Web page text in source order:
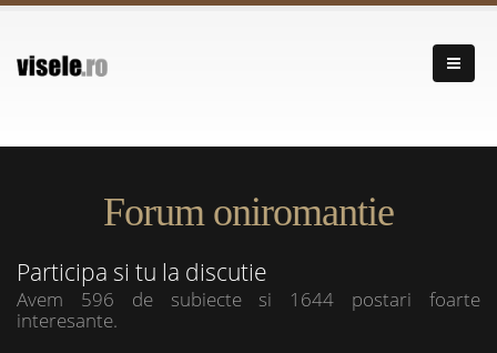
Forum oniromantie
Participa si tu la discutie
Avem 596 de subiecte si 1644 postari foarte
interesante.